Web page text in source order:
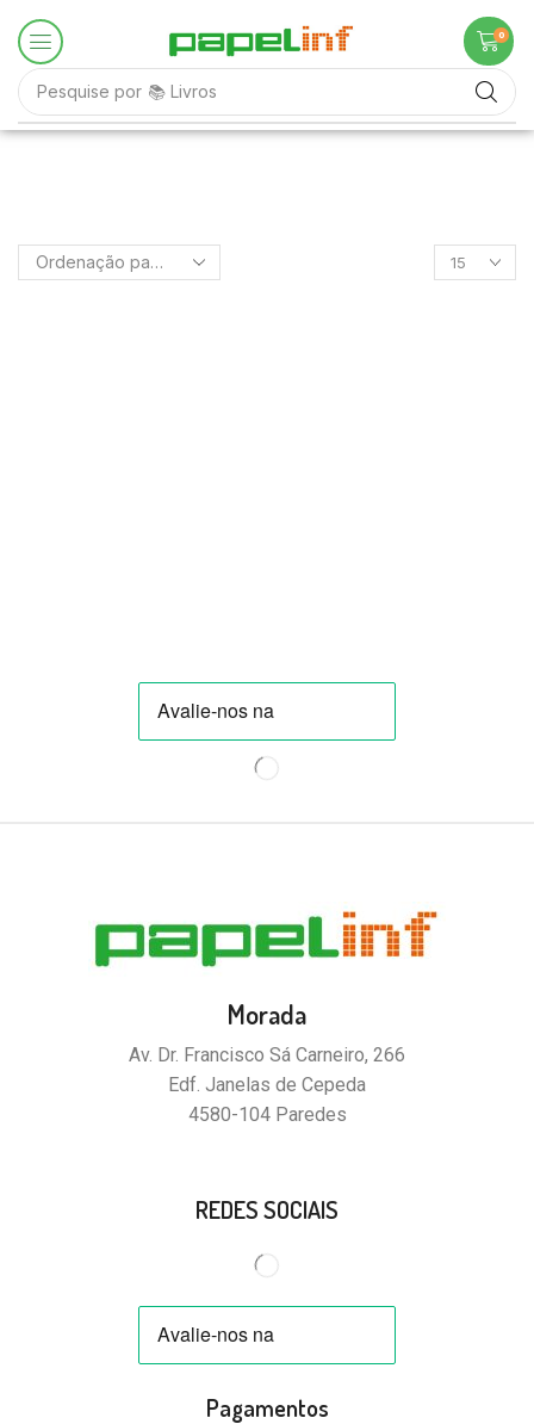
Pesquise por 📚 Livros
0
Morada
Av. Dr. Francisco Sá Carneiro, 266
Edf. Janelas de Cepeda
4580-104 Paredes
REDES SOCIAIS
Pagamentos